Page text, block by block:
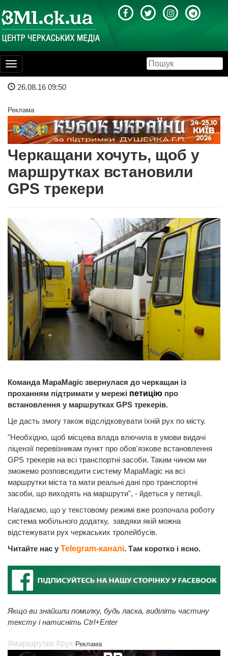
Toggle
navigation
26.08.16 09:50
Реклама
Черкащани хочуть, щоб у
маршрутках встановили
GPS трекери
Команда MapaMagic звернулася до черкащан із
проханням підтримати у мережі петицію про
встановлення у маршрутках GPS трекерів.
Це дасть змогу також відслідковувати їхній рух по місту.
"Необхідно, щоб місцева влада влючила в умови видачі
ліцензії перевізникам пункт про обов'язкове встановлення
GPS трекерів на всі транспортні засоби. Таким чином ми
зможемо розповсюдити систему MapaMagic на всі
маршрутки міста та мати реальні дані про транспортні
засоби, що виходять на маршрути", - йдеться у петиції.
Нагадаємо, що у текстовому режимі вже розпочала роботу
система мобільного додатку, завдяки якій можна
відстежувати рух черкаських тролейбусів.
Читайте нас у Telegram-каналі. Там коротко і ясно.
Якщо ви знайшли помилку, будь ласка, виділіть частину
тексту і натисніть Ctrl+Enter
#маршрутки #рух Реклама